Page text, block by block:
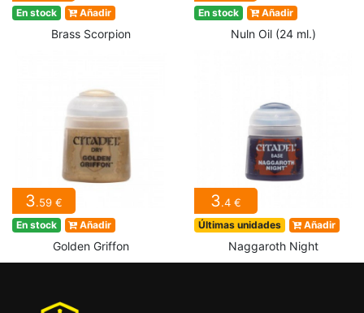
En stock Añadir
Brass Scorpion
En stock Añadir
Nuln Oil (24 ml.)
3.59 €
En stock Añadir
Golden Griffon
3.4 €
Últimas unidades Añadir
Naggaroth Night